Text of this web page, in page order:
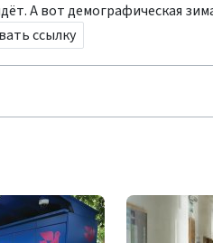
А вот демографическая
ссылку